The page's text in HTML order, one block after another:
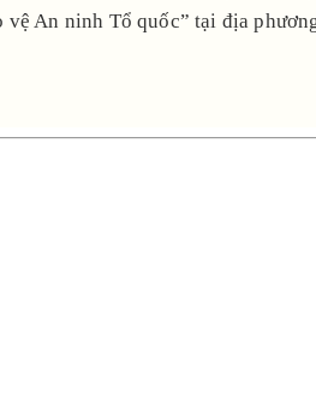
vệ An ninh Tổ quốc” tại địa